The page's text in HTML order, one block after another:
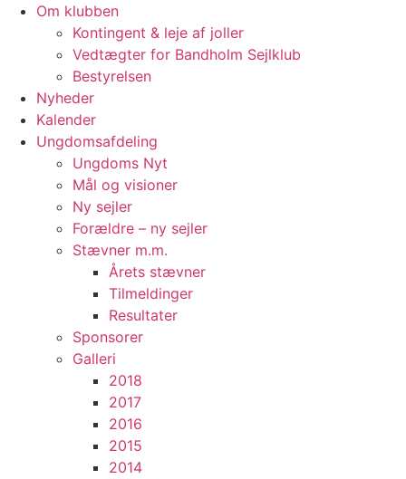
VidereOm klubben
Kontingent & leje af joller
Vedtægter for Bandholm Sejlklub
Bestyrelsen
Nyheder
Kalender
Ungdomsafdeling
Ungdoms Nyt
Mål og visioner
Ny sejler
Forældre – ny sejler
Stævner m.m.
Årets stævner
Tilmeldinger
Resultater
Sponsorer
Galleri
2018
2017
2016
2015
2014